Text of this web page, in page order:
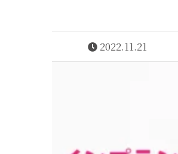
2022.11.21